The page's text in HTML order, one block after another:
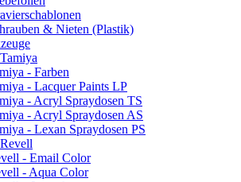
& Nieten (Plastik)
- Farben
- Lacquer Paints LP
- Acryl Spraydosen TS
- Acryl Spraydosen AS
- Lexan Spraydosen PS
- Email Color
- Aqua Color